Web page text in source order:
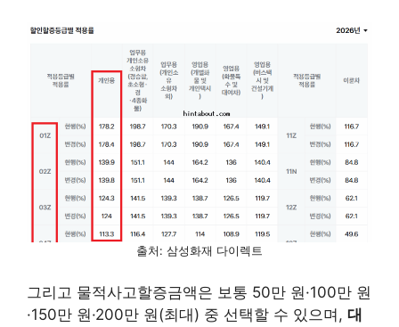
출처: 삼성화재 다이렉트
그리고 물적사고할증금액은 보통 50만 원·100만 원
·150만 원·200만 원(최대) 중 선택할 수 있으며, 대